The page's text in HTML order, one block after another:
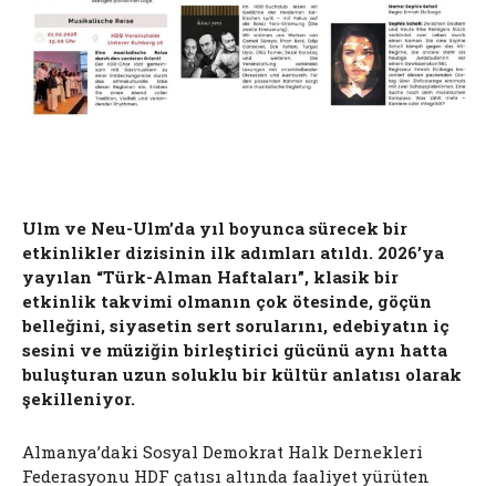
Ulm ve Neu-Ulm’da yıl boyunca sürecek bir
etkinlikler dizisinin ilk adımları atıldı. 2026’ya
yayılan “Türk-Alman Haftaları”, klasik bir
etkinlik takvimi olmanın çok ötesinde, göçün
belleğini, siyasetin sert sorularını, edebiyatın iç
sesini ve müziğin birleştirici gücünü aynı hatta
buluşturan uzun soluklu bir kültür anlatısı olarak
şekilleniyor.
Almanya’daki Sosyal Demokrat Halk Dernekleri
Federasyonu HDF çatısı altında faaliyet yürüten